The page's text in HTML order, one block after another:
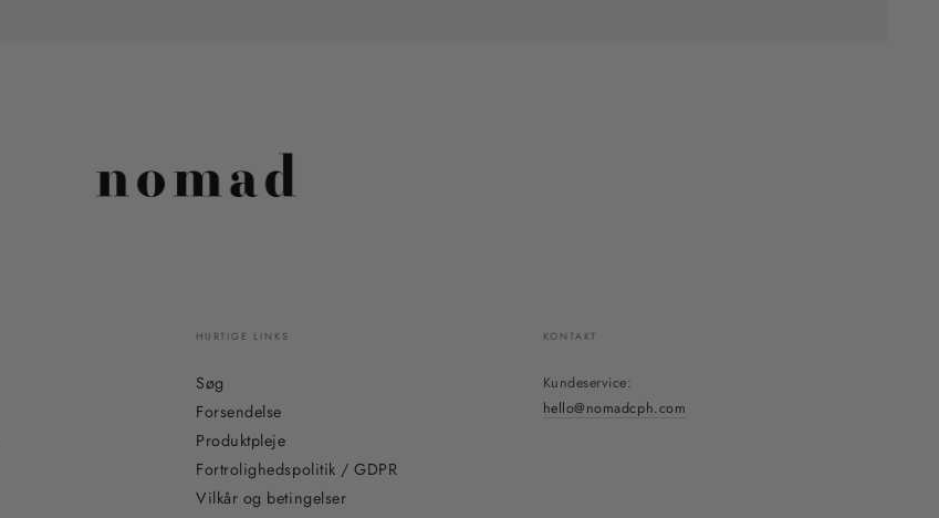
HURTIGE LINKS
Søg
Forsendelse
Produktpleje
Fortrolighedspolitik / GDPR
Vilkår og betingelser
KONTAKT
Kundeservice:
hello@nomadcph.com